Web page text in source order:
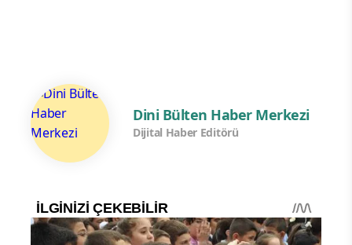
Dini Bülten Haber Merkezi
Dijital Haber Editörü